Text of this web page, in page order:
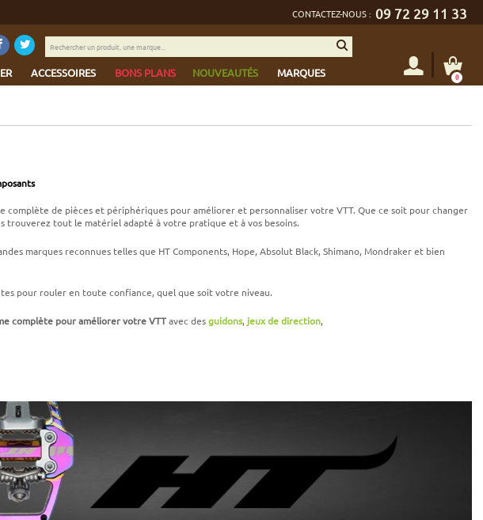
CONTACTEZ-NOUS : 09 72 29 11 33
ACCESSOIRES BONS PLANS NOUVEAUTÉS MARQUES 0
complète de pièces et périphériques pour améliorer et personnaliser votre VTT. Que ce soit pour changer
trouverez tout le matériel adapté à votre pratique et à vos besoins.
marques reconnues telles que HT Components, Hope, Absolut Black, Shimano, Mondraker et bien
pour rouler en toute confiance, quel que soit votre niveau.
complète pour améliorer votre VTTavec desguidons, jeux de direction,